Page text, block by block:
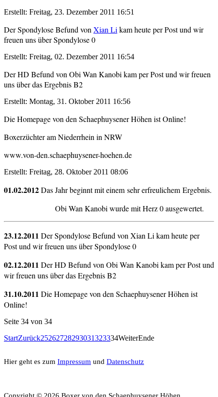
Erstellt: Freitag, 23. Dezember 2011 16:51
Der Spondylose Befund von Xian Li kam heute per Post und wir
freuen uns über Spondylose 0
Erstellt: Freitag, 02. Dezember 2011 16:54
Der HD Befund von Obi Wan Kanobi kam per Post und wir freuen
uns über das Ergebnis B2
Erstellt: Montag, 31. Oktober 2011 16:56
Die Homepage von den Schaephuysener Höhen ist Online!
Boxerzüchter am Niederrhein in NRW
www.von-den.schaephuysener-hoehen.de
Erstellt: Freitag, 28. Oktober 2011 08:06
01.02.2012Das Jahr beginnt mit einem sehr erfreulichem Ergebnis.
Obi Wan Kanobi wurde mit Herz 0 ausgewertet.
23.12.2011 Der Spondylose Befund von Xian Li kam heute per
Post und wir freuen uns über Spondylose 0
02.12.2011 Der HD Befund von Obi Wan Kanobi kam per Post und
wir freuen uns über das Ergebnis B2
31.10.2011 Die Homepage von den Schaephuysener Höhen ist
Online!
Seite 34 von 34
StartZurück25262728293031323334WeiterEnde
Hier geht es zum Impressum und Datenschutz